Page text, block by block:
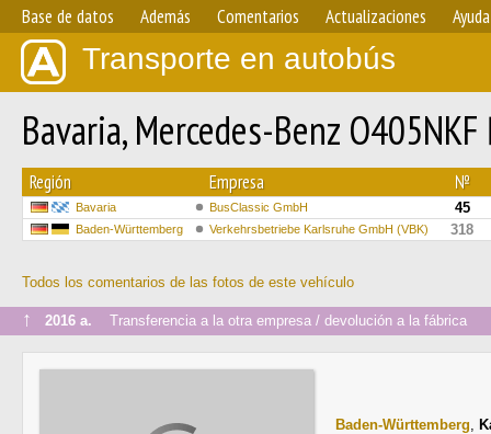
Base de datos Además Comentarios Actualizaciones Ayuda
Transporte en autobús
Bavaria, Mercedes-Benz
Región Empresa №
Bavaria BusClassic GmbH 45
Baden-Württemberg Verkehrsbetriebe Karlsruhe GmbH (VBK) 318
Todos los comentarios de las fotos de este vehículo
↑ 2016 a. Transferencia a la otra empresa / devolución a la fábrica
Baden-Württemberg,